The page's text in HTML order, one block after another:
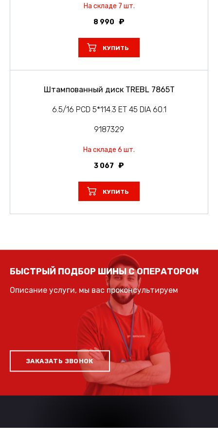
На складе 7 шт.
8 990
КУПИТЬ
Штампованный диск TREBL 7865T
6.5/16 PCD 5*114.3 ET 45 DIA 60.1
9187329
На складе 6 шт.
3 067
КУПИТЬ
БЫСТРЫЙ ПОДБОР ШИНЫ С ОПЕРАТОРОМ
Описание услуги, мы вас проконсультируем
ЗАКАЗАТЬ ЗВОНОК